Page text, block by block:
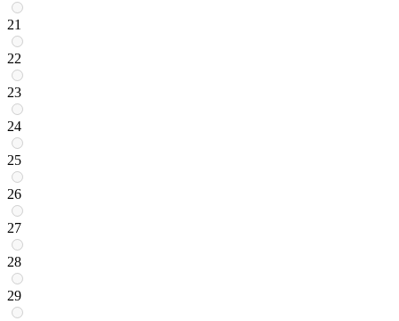
21
22
23
24
25
26
27
28
29